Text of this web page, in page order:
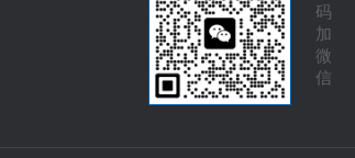
码
加
微
信